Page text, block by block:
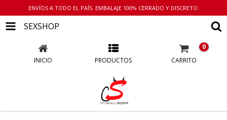
ENVÍOS A TODO EL PAÍS. EMBALAJE 100% CERRADO Y DISCRETO.
SEXSHOP
INICIO PRODUCTOS CARRITO
0